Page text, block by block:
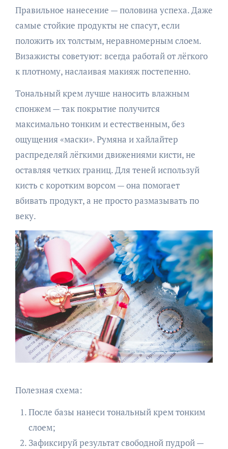
Правильное нанесение — половина успеха. Даже
самые стойкие продукты не спасут, если
положить их толстым, неравномерным слоем.
Визажисты советуют: всегда работай от лёгкого
к плотному, наслаивая макияж постепенно.
Тональный крем лучше наносить влажным
спонжем — так покрытие получится
максимально тонким и естественным, без
ощущения «маски». Румяна и хайлайтер
распределяй лёгкими движениями кисти, не
оставляя четких границ. Для теней используй
кисть с коротким ворсом — она помогает
вбивать продукт, а не просто размазывать по
веку.
Полезная схема:
После базы нанеси тональный крем тонким
слоем;
Зафиксируй результат свободной пудрой —